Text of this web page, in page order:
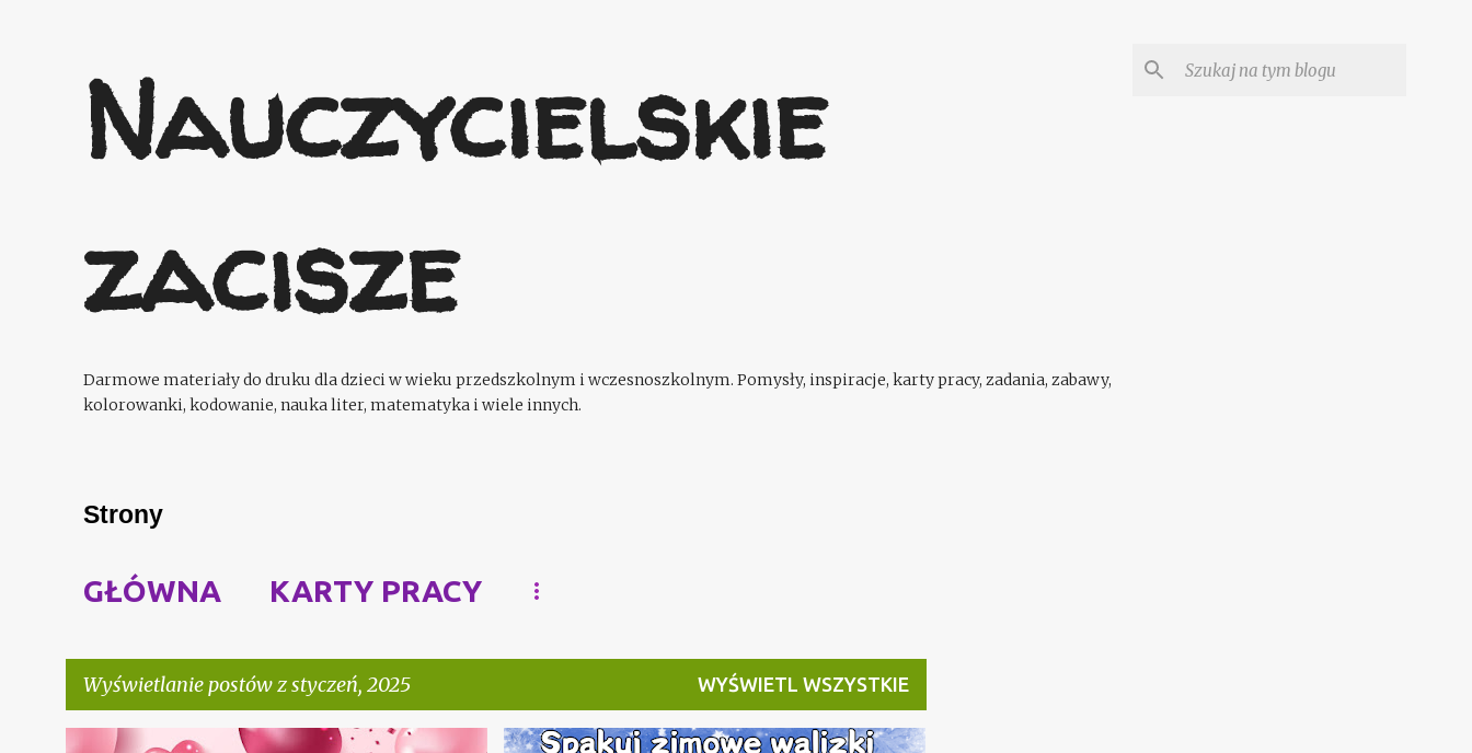
Nauczycielskie
zacisze
Darmowe materiały do druku dla dzieci w wieku przedszkolnym i wczesnoszkolnym. Pomysły, inspiracje, karty pracy, zadania, zabawy,
kolorowanki, kodowanie, nauka liter, matematyka i wiele innych.
Strony
GŁÓWNA KARTY PRACY
Wyświetlanie postów z styczeń, 2025 WYŚWIETL WSZYSTKIE